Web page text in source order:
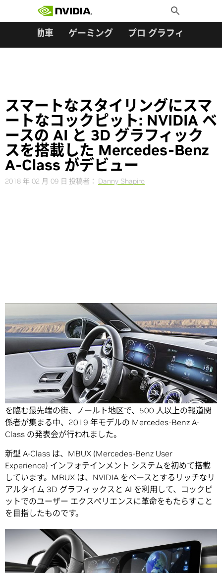
Toggle
Search
自動車 ゲーミング プロ グラフィックス
スマートなスタイリングにスマ
ートなコックピット: NVIDIA ベ
ースの AI と 3D グラフィック
スを搭載した Mercedes-Benz
A-Class がデビュー
2018 年 02 月 09 日 投稿者： Danny Shapiro
Share
先週金曜日、アムステルダムを象徴する運河沿いの街並み
を臨む最先端の街、ノールト地区で、500 人以上の報道関
係者が集まる中、2019 年モデルの Mercedes-Benz A-
Class の発表会が行われました。
新型 A-Class は、MBUX (Mercedes-Benz User
Experience) インフォテインメント システムを初めて搭載
しています。MBUX は、NVIDIA をベースとするリッチなリ
アルタイム 3D グラフィックスと AI を利用して、コックピ
ットでのユーザー エクスペリエンスに革命をもたらすこと
を目指したものです。